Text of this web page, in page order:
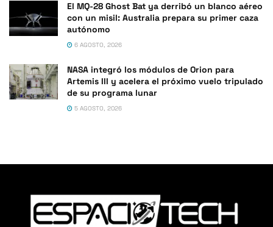
El MQ-28 Ghost Bat ya derribó un blanco aéreo
con un misil: Australia prepara su primer caza
autónomo
6 AGOSTO, 2026
NASA integró los módulos de Orion para
Artemis III y acelera el próximo vuelo tripulado
de su programa lunar
5 AGOSTO, 2026